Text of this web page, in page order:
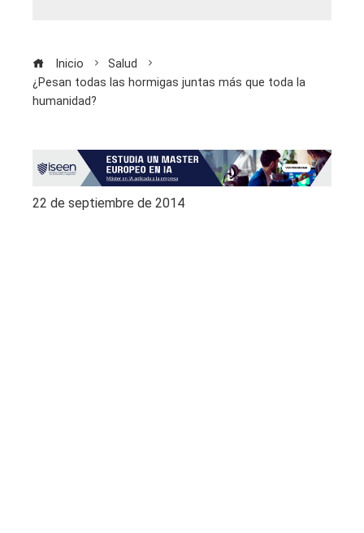
Inicio
Salud
¿Pesan todas las hormigas juntas más que toda la
humanidad?
22 de septiembre de 2014